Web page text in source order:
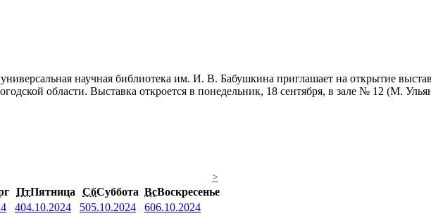
универсальная научная библиотека им. И. В. Бабушкина приглашает на открытие
области. Выставка откроется в понедельник, 18 сентября, в зале № 12 (М.
>
ПтПятница СбСуббота ВсВоскресенье
404.10.2024 505.10.2024 606.10.2024